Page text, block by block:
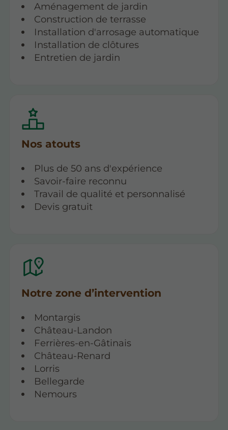
Aménagement de jardin
Construction de terrasse
Installation d'arrosage automatique
Installation de clôtures
Entretien de jardin
Nos atouts
Plus de 50 ans d'expérience
Savoir-faire reconnu
Travail de qualité et personnalisé
Devis gratuit
Notre zone d’intervention
Montargis
Château-Landon
Ferrières-en-Gâtinais
Château-Renard
Lorris
Bellegarde
Nemours